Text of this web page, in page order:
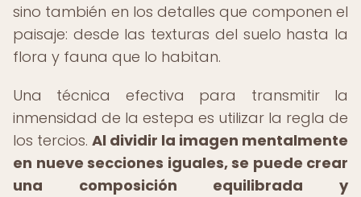
sino también en los detalles que componen el
paisaje: desde las texturas del suelo hasta la
flora y fauna que lo habitan.
Una técnica efectiva para transmitir la
inmensidad de la estepa es utilizar la regla de
los tercios. Al dividir la imagen mentalmente
en nueve secciones iguales, se puede crear
una composición equilibrada y